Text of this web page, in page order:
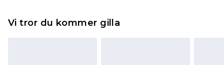
Expressleverans Sverige
på dig att skicka tillbaka något från den dag du
Vi tror du kommer gilla